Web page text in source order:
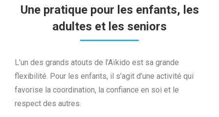
Une pratique pour les enfants, les
adultes et les seniors
L’un des grands atouts de l’Aïkido est sa grande
flexibilité. Pour les enfants, il s’agit d’une activité qui
favorise la coordination, la confiance en soi et le
respect des autres.